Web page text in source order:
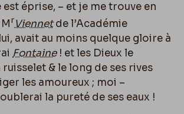
éprise, – et je me trouve en
rViennetde l’Académie
avait au moins quelque gloire à
Fontaine! et les Dieux le
& le long de ses rives
les amoureux ; moi –
la pureté de ses eaux !